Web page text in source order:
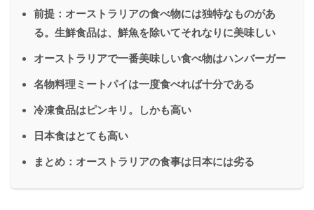
前提：オーストラリアの食べ物には独特なものがあ
る。生鮮食品は、鮮魚を除いてそれなりに美味しい
オーストラリアで一番美味しい食べ物はハンバーガー
名物料理ミートパイは一度食べれば十分である
冷凍食品はピンキリ。しかも高い
日本食はとても高い
まとめ：オーストラリアの食事は日本には劣る